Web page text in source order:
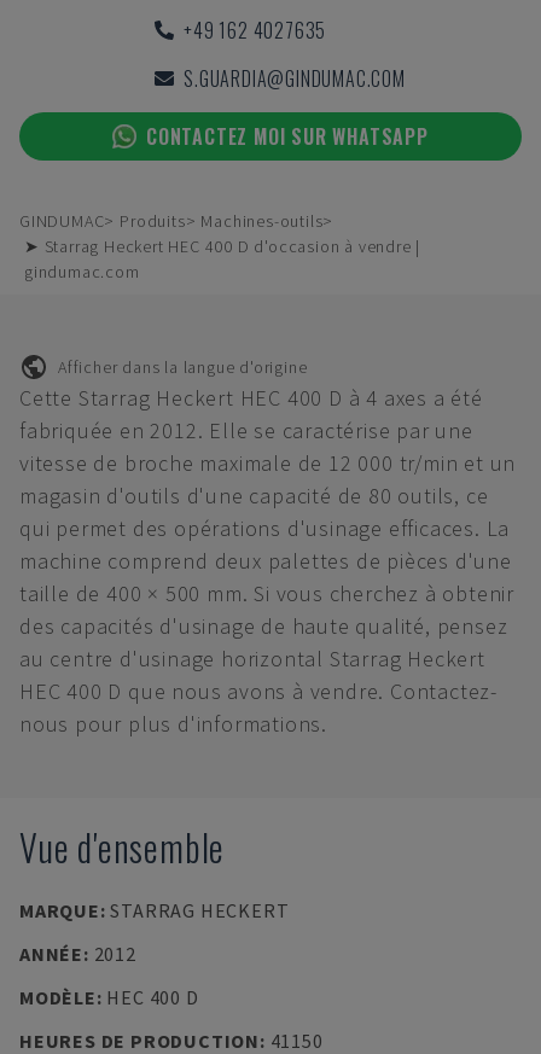
+49 162 4027635
S.GUARDIA@GINDUMAC.COM
CONTACTEZ MOI SUR WHATSAPP
GINDUMAC Produits
Machines-outils
➤ Starrag Heckert HEC 400 D d'occasion à vendre |
gindumac.com
Afficher dans la langue d'origine
Cette Starrag Heckert HEC 400 D à 4 axes a été
fabriquée en 2012. Elle se caractérise par une
vitesse de broche maximale de 12 000 tr/min et un
magasin d'outils d'une capacité de 80 outils, ce
qui permet des opérations d'usinage efficaces. La
machine comprend deux palettes de pièces d'une
taille de 400 × 500 mm. Si vous cherchez à obtenir
des capacités d'usinage de haute qualité, pensez
au centre d'usinage horizontal Starrag Heckert
HEC 400 D que nous avons à vendre. Contactez-
nous pour plus d'informations.
Vue d'ensemble
MARQUE:STARRAG HECKERT
ANNÉE: 2012
MODÈLE: HEC 400 D
HEURES DE PRODUCTION: 41150